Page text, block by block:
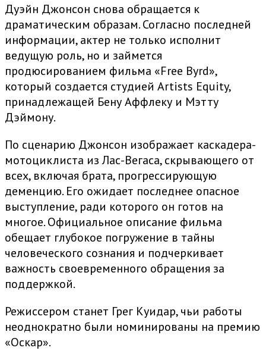
Дуэйн Джонсон снова обращается к
драматическим образам. Согласно последней
информации, актер не только исполнит
ведущую роль, но и займется
продюсированием фильма «Free Byrd»,
который создается студией Artists Equity,
принадлежащей Бену Аффлеку и Мэтту
Дэймону.
По сценарию Джонсон изображает каскадера-
мотоциклиста из Лас-Вегаса, скрывающего от
всех, включая брата, прогрессирующую
деменцию. Его ожидает последнее опасное
выступление, ради которого он готов на
многое. Официальное описание фильма
обещает глубокое погружение в тайны
человеческого сознания и подчеркивает
важность своевременного обращения за
поддержкой.
Режиссером станет Грег Куидар, чьи работы
неоднократно были номинированы на премию
«Оскар».